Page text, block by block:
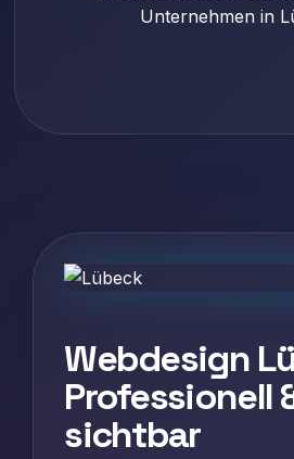
Unternehmen in
Webdesign
Professionell
sichtbar